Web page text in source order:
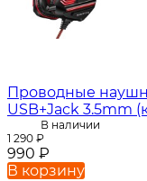
Проводные
USB+Jack 3.5mm
В наличии
1 290 ₽
990 ₽
В корзину